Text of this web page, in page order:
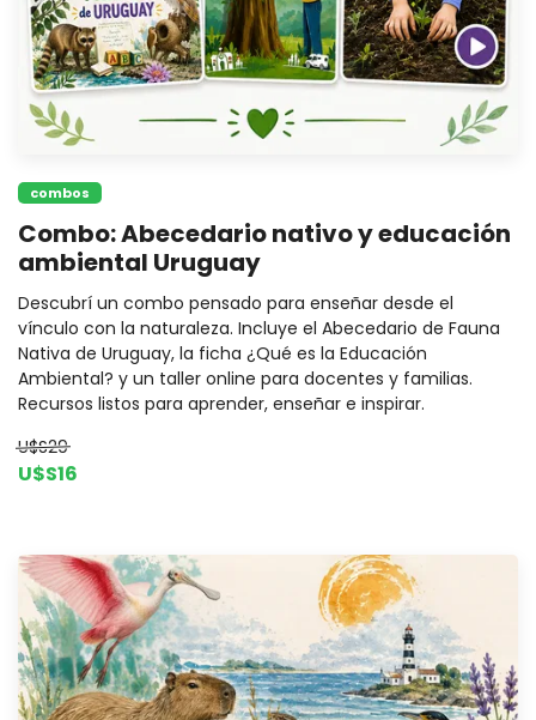
combos
Combo: Abecedario nativo y educación
ambiental Uruguay
Descubrí un combo pensado para enseñar desde el
vínculo con la naturaleza. Incluye el Abecedario de Fauna
Nativa de Uruguay, la ficha ¿Qué es la Educación
Ambiental? y un taller online para docentes y familias.
Recursos listos para aprender, enseñar e inspirar.
U$S29
U$S16